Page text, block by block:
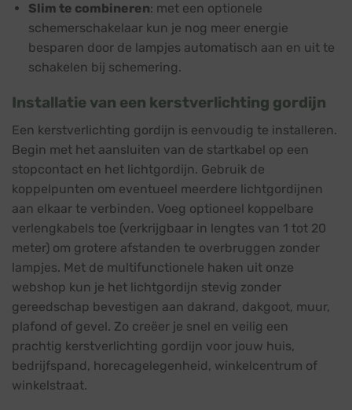
Slim te combineren: met een optionele
schemerschakelaar kun je nog meer energie
besparen door de lampjes automatisch aan en uit te
schakelen bij schemering.
Installatie van een kerstverlichting gordijn
Een kerstverlichting gordijn is eenvoudig te installeren.
Begin met het aansluiten van de startkabel op een
stopcontact en het lichtgordijn. Gebruik de
koppelpunten om eventueel meerdere lichtgordijnen
aan elkaar te verbinden. Voeg optioneel koppelbare
verlengkabels toe (verkrijgbaar in lengtes van 1 tot 20
meter) om grotere afstanden te overbruggen zonder
lampjes. Met de multifunctionele haken uit onze
webshop kun je het lichtgordijn stevig zonder
gereedschap bevestigen aan dakrand, dakgoot, muur,
plafond of gevel. Zo creëer je snel en veilig een
prachtig kerstverlichting gordijn voor jouw huis,
bedrijfspand, horecagelegenheid, winkelcentrum of
winkelstraat.